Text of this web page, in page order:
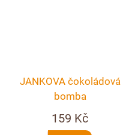
JANKOVA čokoládová
bomba
159 Kč